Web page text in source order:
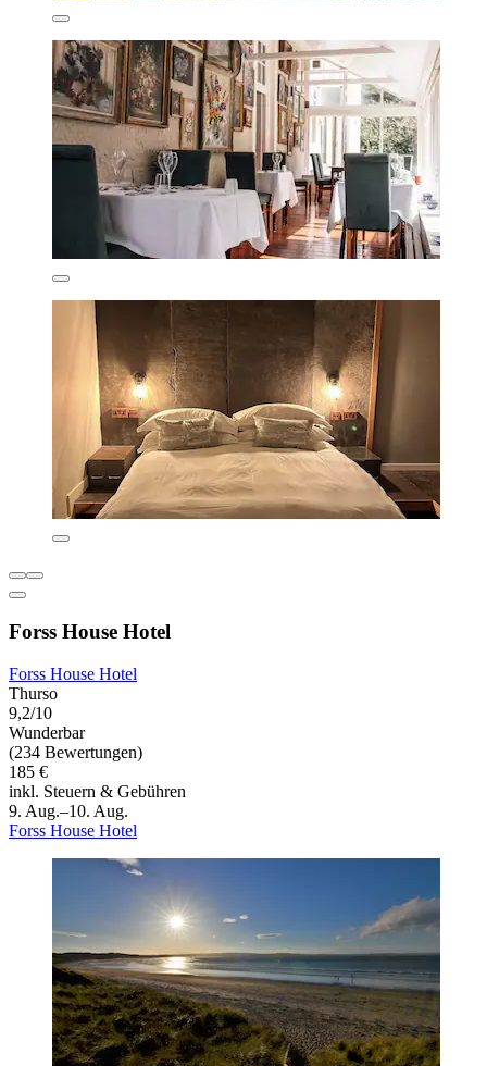
Forss House Hotel
Forss House Hotel
Thurso
9,2/10
Wunderbar
(234 Bewertungen)
185 €
inkl. Steuern & Gebühren
9. Aug.–10. Aug.
Forss House Hotel